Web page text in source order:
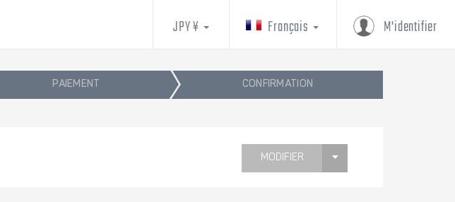
M'identifier
Français
JPY ¥
PAIEMENT CONFIRMATION
MODIFIER